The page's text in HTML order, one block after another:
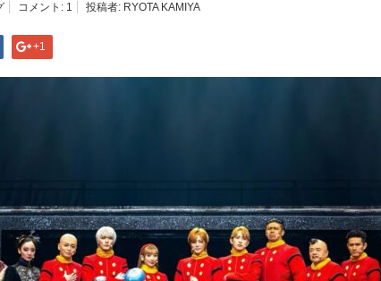
コメント: 1 投稿者: RYOTA KAMIYA
+1